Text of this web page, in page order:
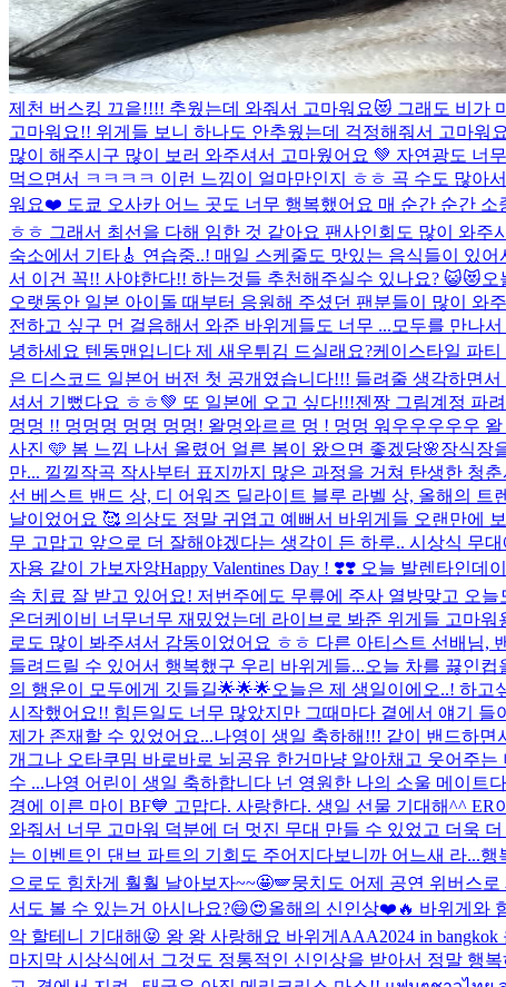
제천 버스킹 끄읕!!!! 추웠는데 와줘서 고마워요😻 그래도 비가
고마워요!! 위게들 보니 하나도 안추웠는데 걱정해줘서 고마워
많이 해주시구 많이 보러 와주셔서 고마웠어요 💚 자연광도 너
먹으면서 ㅋㅋㅋㅋ 이런 느낌이 얼마만인지 ㅎㅎ 곡 수도 많아
워요❤️ 도쿄 오사카 어느 곳도 너무 행복했어요 매 순간 순간
ㅎㅎ 그래서 최선을 다해 임한 것 같아요 팬사인회도 많이 와주
숙소에서 기타🎸 연습중..! 매일 스케줄도 맛있는 음식들이 있
서 이건 꼭!! 사야한다!! 하는것들 추천해주실수 있나요? 😺😻오
오랫동안 일본 아이돌 때부터 응원해 주셨던 팬분들이 많이 와
전하고 싶구 먼 걸음해서 와준 바위게들도 너무 ... 모두를 만나
녕하세요 텐동맨입니다 제 새우튀김 드실래요?케이스타일 파
은 디스코드 일본어 버전 첫 공개였습니다!!! 들려줄 생각하면
셔서 기뻤다요 ㅎㅎ💚 또 일본에 오고 싶다!!!젠짱 그림계정 파
멍멍 !! 멍멍멍 멍멍 멍멍! 왈멍와르르 멍 ! 멍멍 워우우우우우
사진 🩵 봄 느낌 나서 올렸어 얼른 봄이 왔으면 좋겠당🌸장식장
만... 낄낄작곡 작사부터 표지까지 많은 과정을 거쳐 탄생한 청
선 베스트 밴드 상, 디 어워즈 딜라이트 블루 라벨 상, 올해의
날이었어요 🥰 의상도 정말 귀엽고 예뻐서 바위게들 오랜만에
무 고맙고 앞으로 더 잘해야겠다는 생각이 든 하루.. 시상식 무
자용 같이 가보자앙Happy Valentines Day ! ❣️❣️ 오늘 발렌타인
속 치료 잘 받고 있어요! 저번주에도 무릎에 주사 열방맞고 오
온더케이비 너무너무 재밌었는데 라이브로 봐준 위게들 고마워
로도 많이 봐주셔서 감동이었어요 ㅎㅎ 다른 아티스트 선배님,
들려드릴 수 있어서 행복했구 우리 바위게들...오늘 차를 끓인컵
의 행운이 모두에게 깃들길🌟🌟🌟오늘은 제 생일이에오..! 하고
시작했어요!! 힘든일도 너무 많았지만 그때마다 곁에서 얘기
제가 존재할 수 있었어요...나영이 생일 축하해!!! 같이 밴드하면
개그나 오타쿠밈 바로바로 뇌공유 한거마냥 알아채고 웃어주
수 ...나영 어린이 생일 축하합니다 넌 영원한 나의 소울 메이트
경에 이른 마이 BF💙 고맙다. 사랑한다. 생일 선물 기대해^^ ER
와줘서 너무 고마워 덕분에 더 멋진 무대 만들 수 있었고 더욱
는 이벤트인 댄브 파트의 기회도 주어지다보니까 어느새 라...행
으로도 힘차게 훨훨 날아보자~~🤩🪽뭉치도 어제 공연 위버스
서도 볼 수 있는거 아시나요?😄😍올해의 신인상❤️🔥 바위게와
악 할테니 기대해😝 왕 왕 사랑해요 바위게 AAA2024 in
마지막 시상식에서 그것도 정통적인 신인상을 받아서 정말 행